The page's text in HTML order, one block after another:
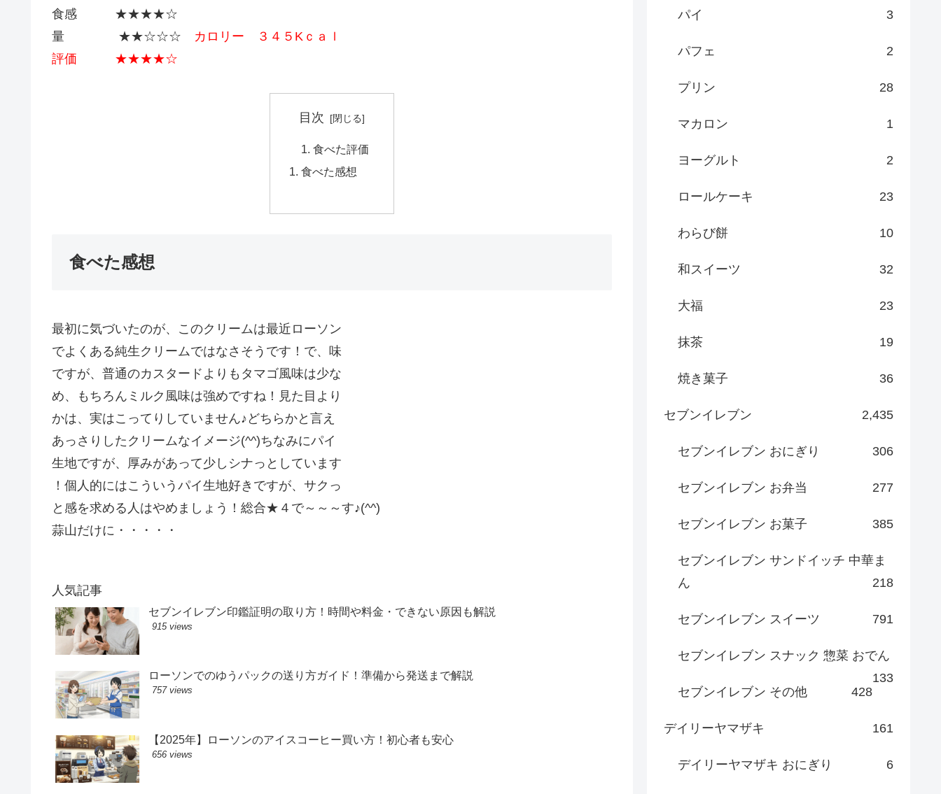
食感 ★★★★☆
量 ★★☆☆☆ カロリー ３４５Kｃａｌ
評価 ★★★★☆
目次
食べた評価
食べた感想
食べた感想
最初に気づいたのが、このクリームは最近ローソン
でよくある純生クリームではなさそうです！で、味
ですが、普通のカスタードよりもタマゴ風味は少な
め、もちろんミルク風味は強めですね！見た目より
かは、実はこってりしていません♪どちらかと言え
あっさりしたクリームなイメージ(^^)ちなみにパイ
生地ですが、厚みがあって少しシナっとしています
！個人的にはこういうパイ生地好きですが、サクっ
と感を求める人はやめましょう！総合★４で～～～す♪(^^)
蒜山だけに・・・・・
人気記事
セブンイレブン印鑑証明の取り方！時間や料金・できない原因も解説
915 views
ローソンでのゆうパックの送り方ガイド！準備から発送まで解説
757 views
【2025年】ローソンのアイスコーヒー買い方！初心者も安心
656 views
パイ 3
パフェ 2
プリン 28
マカロン 1
ヨーグルト 2
ロールケーキ 23
わらび餅 10
和スイーツ 32
大福 23
抹茶 19
焼き菓子 36
セブンイレブン 2,435
セブンイレブン おにぎり 306
セブンイレブン お弁当 277
セブンイレブン お菓子 385
セブンイレブン サンドイッチ 中華ま
ん
218
セブンイレブン スイーツ 791
セブンイレブン スナック 惣菜 おでん
133
セブンイレブン その他
428
デイリーヤマザキ 161
デイリーヤマザキ おにぎり 6